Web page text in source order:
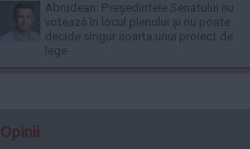
Abrudean: Președintele Senatului nu
votează în locul plenului și nu poate
decide singur soarta unui proiect de
lege
Opinii